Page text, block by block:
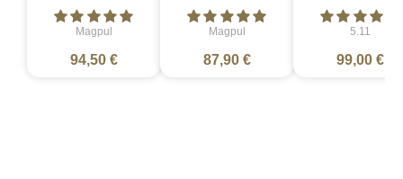
Magpul
94,50 €
Magpul
87,90 €
5.11
99,00 €